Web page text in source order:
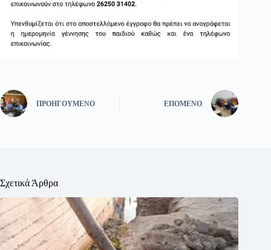
ΠΡΟΗΓΟΎΜΕΝΟ ΕΠΌΜΕΝΟ
Σχετικά Άρθρα